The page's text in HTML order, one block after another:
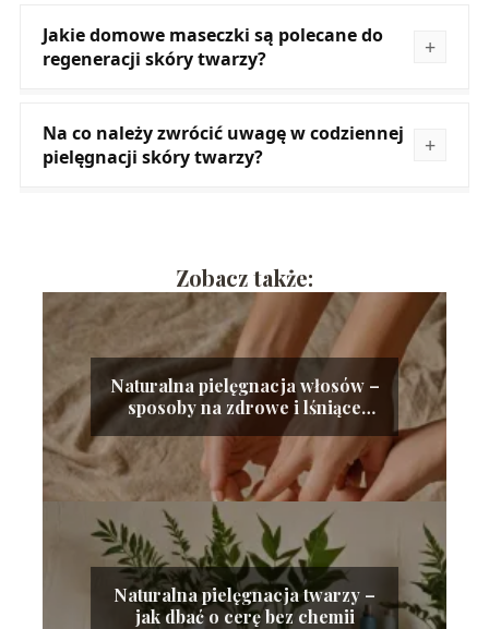
Jakie domowe maseczki są polecane do
regeneracji skóry twarzy?
Na co należy zwrócić uwagę w codziennej
pielęgnacji skóry twarzy?
Zobacz także:
Naturalna pielęgnacja włosów –
sposoby na zdrowe i lśniące
kosmyki
Naturalna pielęgnacja twarzy –
jak dbać o cerę bez chemii